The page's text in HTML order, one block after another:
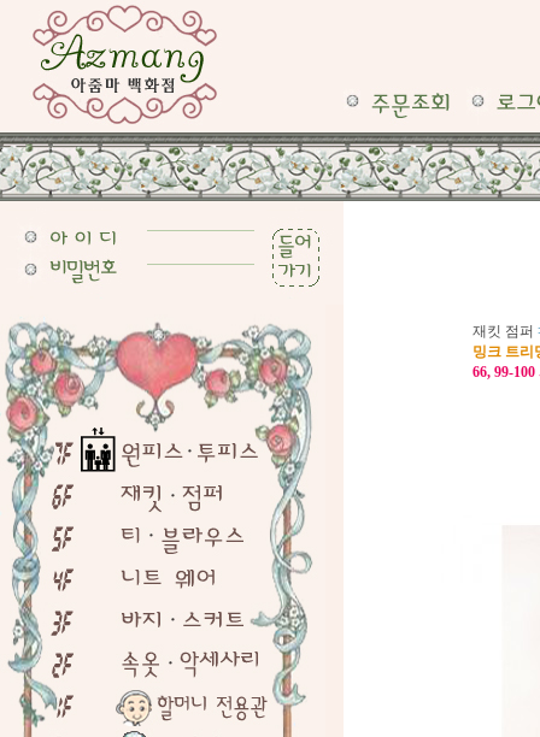
재킷 점퍼
밍크 트리
66, 99-